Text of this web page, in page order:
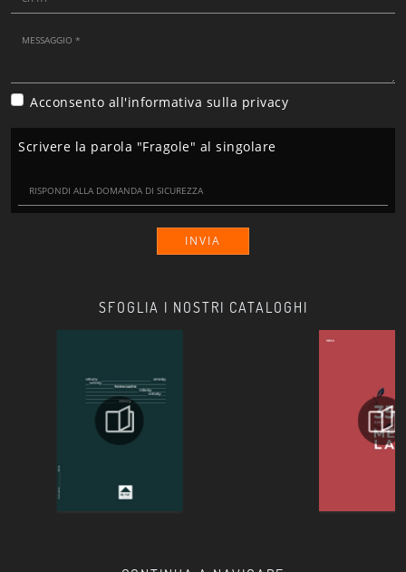
SFOGLIA I NOSTRI CATALOGHI
Acconsento all'informativa sulla privacy
Scrivere la parola "Fragole" al singolare
INVIA